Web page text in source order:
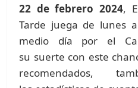
22 de febrero 2024,
Tarde juega de lunes
medio día por el
su suerte con este
recomendados,